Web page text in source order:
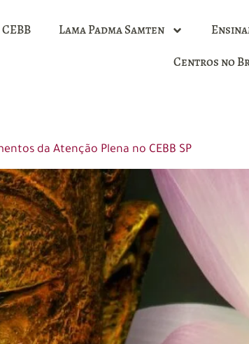
Lama Padma Samten
Centros no
da Atenção Plena no CEBB SP